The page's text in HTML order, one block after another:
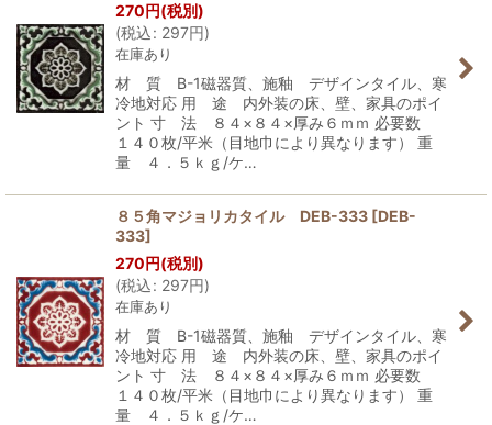
270円(税別)
(税込: 297円)
在庫あり
材 質 B-1磁器質、施釉 デザインタイル、寒
冷地対応 用 途 内外装の床、壁、家具のポイ
ント 寸 法 ８４×８４×厚み６ｍｍ 必要数
１４０枚/平米（目地巾により異なります） 重
量 ４．５ｋｇ/ケ…
８５角マジョリカタイル DEB-333 [DEB-
333]
270円(税別)
(税込: 297円)
在庫あり
材 質 B-1磁器質、施釉 デザインタイル、寒
冷地対応 用 途 内外装の床、壁、家具のポイ
ント 寸 法 ８４×８４×厚み６ｍｍ 必要数
１４０枚/平米（目地巾により異なります） 重
量 ４．５ｋｇ/ケ…